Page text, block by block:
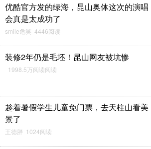
优酷官方发的绿海，昆山奥体这次的演唱
会真是太成功了
smile危笑 4446阅读
装修2年仍是毛坯！昆山网友被坑惨
1998.5万阅读阅读
趁着暑假学生儿童免门票，去天柱山看美
景了
王德胖 1024阅读